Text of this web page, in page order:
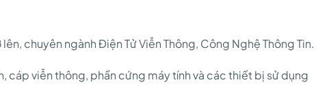
chuyên ngành Điện Tử Viễn Thông, Công Nghệ Thông Tin.
cáp viễn thông, phần cứng máy tính và các thiết bị sử dụng